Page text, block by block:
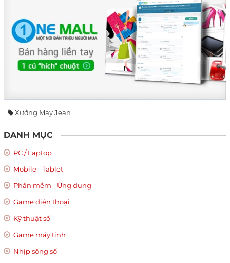
Xưởng May Jean
DANH MỤC
PC / Laptop
Mobile - Tablet
Phần mềm - Ứng dụng
Game điện thoại
Kỹ thuật số
Game máy tính
Nhịp sống số